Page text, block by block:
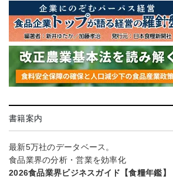
書籍案内
最新5万社のデータベース。
食品業界の分析・営業を効率化
2026食品業界ビジネスガイド【食糧年鑑】